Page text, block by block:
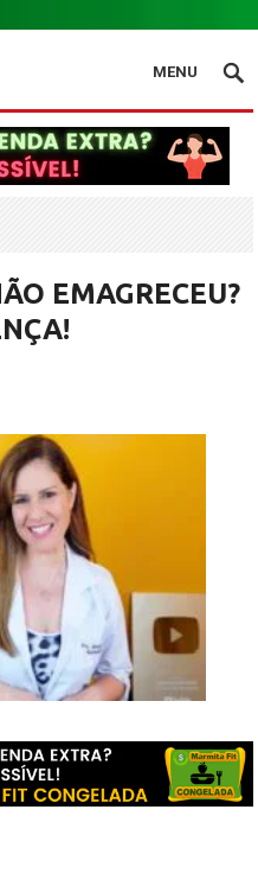
MENU
EMAGRECEU?